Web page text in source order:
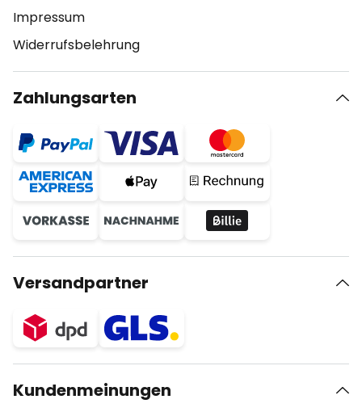
Impressum
Widerrufsbelehrung
Zahlungsarten
Versandpartner
Kundenmeinungen